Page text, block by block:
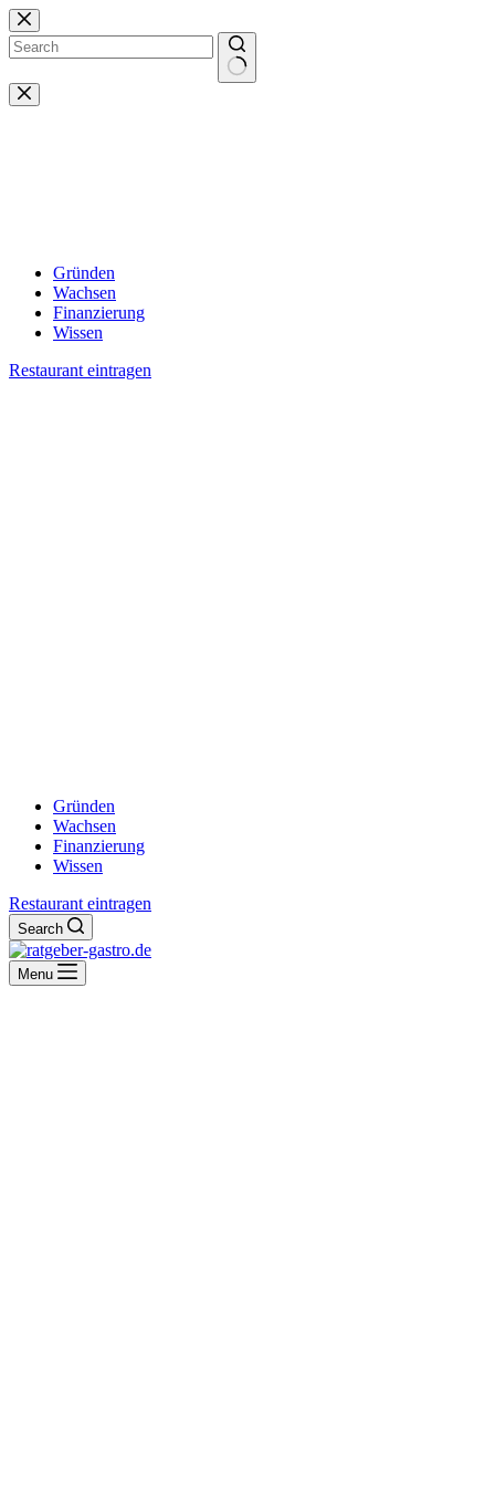
Zum
Inhalt
springen
Keine
Ergebnisse
Gründen
Wachsen
Finanzierung
Wissen
Restaurant eintragen
Gründen
Wachsen
Finanzierung
Wissen
Restaurant eintragen
Search
Menu